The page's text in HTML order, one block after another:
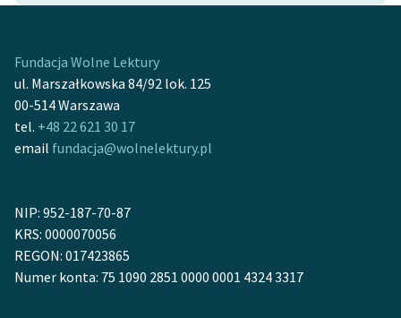
Fundacja Wolne Lektury
ul. Marszałkowska 84/92 lok. 125
00-514 Warszawa
tel. +48 22 621 30 17
email fundacja@wolnelektury.pl
NIP: 952-187-70-87
KRS: 0000070056
REGON: 017423865
Numer konta: 75 1090 2851 0000 0001 4324 3317